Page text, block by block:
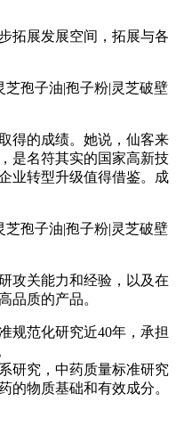
拓展发展空间，拓展与各
得的成绩。她说，仙客来
是名符其实的国家高新技
业转型升级值得借鉴。成
攻关能力和经验，以及在
品质的产品。
规范化研究近40年，承担
研究，中药质量标准研究
物质基础和有效成分。